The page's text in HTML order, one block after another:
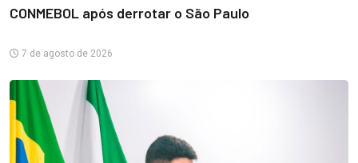
CONMEBOL após derrotar o São Paulo
7 de agosto de 2026